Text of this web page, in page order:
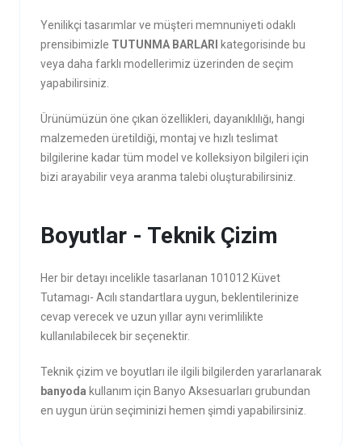
Yenilikçi tasarımlar ve müşteri memnuniyeti odaklı
prensibimizle TUTUNMA BARLARI
kategorisinde bu
veya daha farklı modellerimiz üzerinden de seçim
yapabilirsiniz.
Ürünümüzün öne çıkan özellikleri, dayanıklılığı, hangi
malzemeden üretildiği, montaj ve hızlı teslimat
bilgilerine kadar tüm model ve kolleksiyon bilgileri için
bizi arayabilir veya aranma talebi oluşturabilirsiniz.
Boyutlar - Teknik Çizim
Her bir detayı incelikle tasarlanan 101012 Küvet
Tutamagı- Acılı standartlara uygun, beklentilerinize
cevap verecek ve uzun yıllar aynı verimlilikte
kullanılabilecek bir seçenektir.
Teknik çizim ve boyutları ile ilgili bilgilerden yararlanarak
banyoda kullanım için Banyo Aksesuarları grubundan
en uygun ürün seçiminizi hemen şimdi yapabilirsiniz.